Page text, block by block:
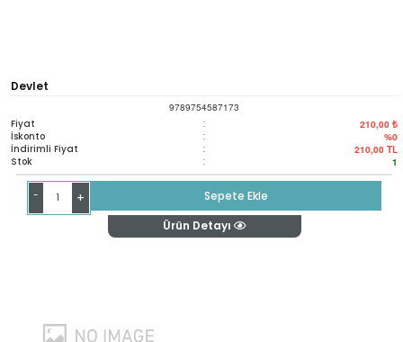
Devlet
9789754587173
Fiyat : 210,00 ₺
İskonto : %0
İndirimli Fiyat : 210,00 TL
Stok : 1
- +
Sepete Ekle
Ürün Detayı